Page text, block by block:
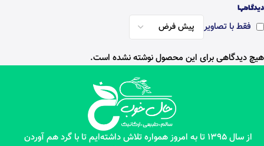
دیدگاهها
فقط با تصاویر
هیچ دیدگاهی برای این محصول نوشته نشده است.
از سال 1395 تا به امروز همواره تلاش داشته‌ایم تا با گرد هم آوردن